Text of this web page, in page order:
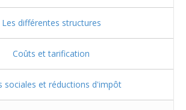
Les différentes structures
Coûts et tarification
sociales et réductions d'impôt